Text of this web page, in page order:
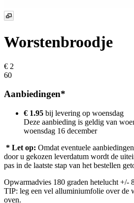
Worstenbroodje
€ 2
60
Aanbiedingen*
€ 1.95 bij levering op woensdag
Deze aanbieding is geldig van
woensdag 16 december
* Let op: Omdat eventuele
door u gekozen leverdatum wordt de
pas in de laatste stap van het bestellen
Opwarmadvies 180 graden hetelucht +/-
TIP: leg een vel alluminiumfolie over de
oven.